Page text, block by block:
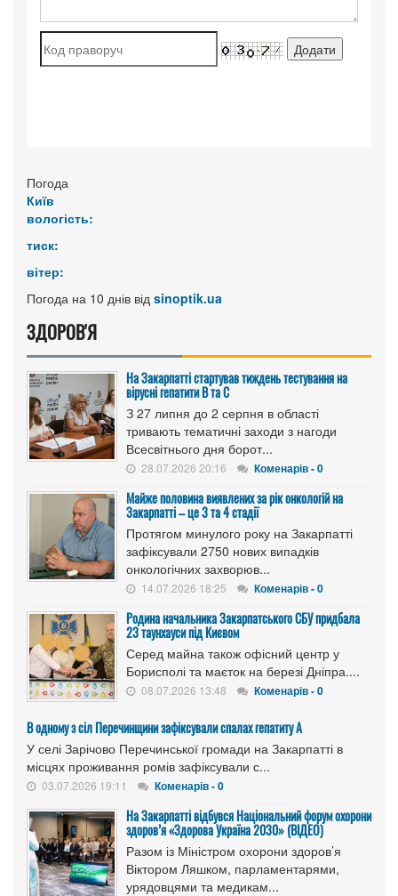
Погода
Київ
вологість:
тиск:
вітер:
Погода на 10 днів від sinoptik.ua
ЗДОРОВ'Я
На Закарпатті стартував тиждень тестування на
вірусні гепатити B та C
З 27 липня до 2 серпня в області
тривають тематичні заходи з нагоди
Всесвітнього дня борот...
28.07.2026 20:16 Коменарів - 0
Майже половина виявлених за рік онкологій на
Закарпатті – це 3 та 4 стадії
Протягом минулого року на Закарпатті
зафіксували 2750 нових випадків
онкологічних захворюв...
14.07.2026 18:25 Коменарів - 0
Родина начальника Закарпатського СБУ придбала
23 таунхауси під Києвом
Серед майна також офісний центр у
Борисполі та маєток на березі Дніпра....
08.07.2026 13:48 Коменарів - 0
В одному з сіл Перечинщини зафіксували спалах гепатиту А
У селі Зарічово Перечинської громади на Закарпатті в
місцях проживання ромів зафіксували с...
03.07.2026 19:11 Коменарів - 0
На Закарпатті відбувся Національний форум охорони
здоров’я «Здорова Україна 2030» (ВІДЕО)
Разом із Міністром охорони здоров’я
Віктором Ляшком, парламентарями,
урядовцями та медикам...